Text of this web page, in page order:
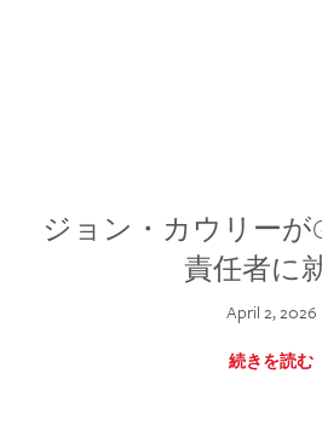
ジョン・カウリーが
責任者に
April 2, 2026
続きを読む